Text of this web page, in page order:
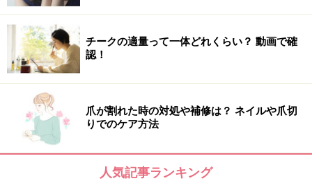
3.息を吐きながらヒップを右方向にゆっくりと着地させ
ます。勢いをつけると効果が半減するので、注意してく
ださい。
「ヒップリフトスウィング」STEP3
4.息を吸いながらヒップを浮かせ、息を吐きながら反対
チークの適量って一体どれくらい？ 動画で確
認！
爪が割れた時の対処や補修は？ ネイルや爪切
りでのケア方法
人気記事ランキング